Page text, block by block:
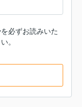
を必ずお読みいた
。